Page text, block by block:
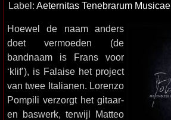
Label: Aeternitas Tenebrarum Musicae
Hoewel de naam anders
doet vermoeden (de
bandnaam is Frans voor
‘klif’), is Falaise het project
van twee Italianen. Lorenzo
Pompili verzorgt het gitaar-
en baswerk, terwijl Matteo